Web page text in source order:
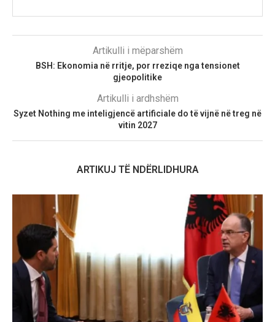
Artikulli i mëparshëm
BSH: Ekonomia në rritje, por rreziqe nga tensionet
gjeopolitike
Artikulli i ardhshëm
Syzet Nothing me inteligjencë artificiale do të vijnë në treg në
vitin 2027
ARTIKUJ TË NDËRLIDHURA